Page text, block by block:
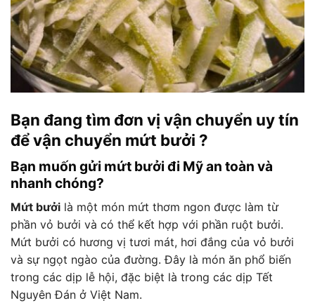
Bạn đang tìm đơn vị vận chuyển uy tín
để vận chuyển mứt bưởi ?
Bạn muốn gửi mứt bưởi đi Mỹ an toàn và
nhanh chóng?
Mứt bưởi là một món mứt thơm ngon được làm từ
phần vỏ bưởi và có thể kết hợp với phần ruột bưởi.
Mứt bưởi có hương vị tươi mát, hơi đắng của vỏ bưởi
và sự ngọt ngào của đường. Đây là món ăn phổ biến
trong các dịp lễ hội, đặc biệt là trong các dịp Tết
Nguyên Đán ở Việt Nam.